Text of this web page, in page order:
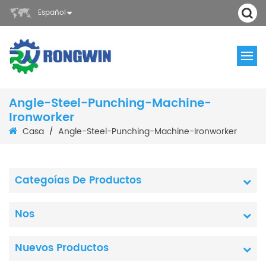
Español
Angle-Steel-Punching-Machine-
Ironworker
Casa / Angle-Steel-Punching-Machine-Ironworker
Categoías De Productos
Nos
Nuevos Productos